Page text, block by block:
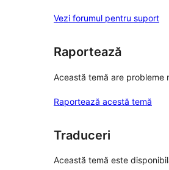
Vezi forumul pentru suport
Raportează
Această temă are probleme
Raportează acestă temă
Traduceri
Această temă este